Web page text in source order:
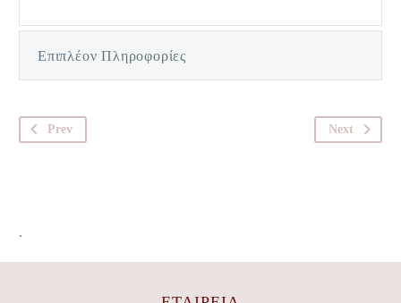
Επιπλέον Πληροφορίες
Prev Next
.